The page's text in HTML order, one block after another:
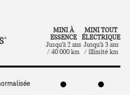
^
MINI À
ESSENCE
Jusqu’à 2 ans
/ 40 000 km
MINI TOUT
ÉLECTRIQUE
Jusqu’à 3 ans
/ illimité km